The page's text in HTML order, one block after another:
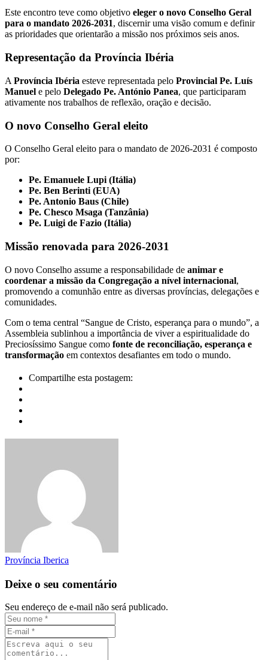
Este encontro teve como objetivo eleger o novo Conselho Geral
para o mandato 2026-2031, discernir uma visão comum e definir
as prioridades que orientarão a missão nos próximos seis anos.
Representação da Província Ibéria
A Província Ibéria esteve representada pelo Provincial Pe. Luís
Manuel e pelo Delegado Pe. António Panea, que participaram
ativamente nos trabalhos de reflexão, oração e decisão.
O novo Conselho Geral eleito
O Conselho Geral eleito para o mandato de 2026-2031 é composto
por:
Pe. Emanuele Lupi (Itália)
Pe. Ben Berinti (EUA)
Pe. Antonio Baus (Chile)
Pe. Chesco Msaga (Tanzânia)
Pe. Luigi de Fazio (Itália)
Missão renovada para 2026-2031
O novo Conselho assume a responsabilidade de animar e
coordenar a missão da Congregação a nível internacional,
promovendo a comunhão entre as diversas províncias, delegações e
comunidades.
Com o tema central “Sangue de Cristo, esperança para o mundo”, a
Assembleia sublinhou a importância de viver a espiritualidade do
Preciosíssimo Sangue como fonte de reconciliação, esperança e
transformação em contextos desafiantes em todo o mundo.
Compartilhe esta postagem:
Província Iberica
Deixe o seu comentário
Seu endereço de e-mail não será publicado.